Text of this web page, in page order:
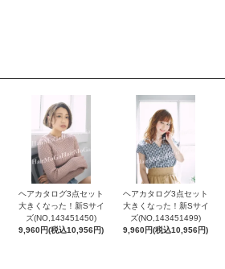
ヘアカタログ3点セット
大きくなった！新Sサイ
ズ(NO,143451450)
9,960円(税込10,956円)
ヘアカタログ3点セット
大きくなった！新Sサイ
ズ(NO,143451499)
9,960円(税込10,956円)